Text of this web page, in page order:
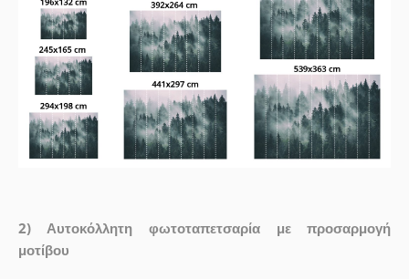
2) Αυτοκόλλητη φωτοταπετσαρία με προσαρμογή
μοτίβου